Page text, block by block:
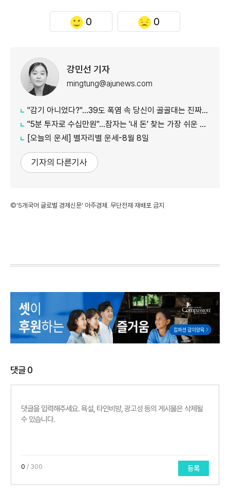
0 0
강민선 기자
mingtung@ajunews.com
"감기 아니었다?"…39도 폭염 속 당신이 골골대는 진짜 이유
"5분 투자로 수십만원"…잠자는 '내 돈' 찾는 가장 쉬운 방법
[오늘의 운세] 별자리별 운세-8월 8일
기자의 다른기사
©'5개국어 글로벌 경제신문' 아주경제. 무단전재·재배포 금지
댓글0
0 / 300 등록